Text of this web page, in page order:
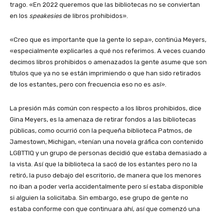
trago. «En 2022 queremos que las bibliotecas no se conviertan
en los speakesies de libros prohibidos».
«Creo que es importante que la gente lo sepa», continúa Meyers,
«especialmente explicarles a qué nos referimos. A veces cuando
decimos libros prohibidos o amenazados la gente asume que son
títulos que ya no se están imprimiendo o que han sido retirados
de los estantes, pero con frecuencia eso no es así».
La presión más común con respecto a los libros prohibidos, dice
Gina Meyers, es la amenaza de retirar fondos a las bibliotecas
públicas, como ocurrió con la pequeña biblioteca Patmos, de
Jamestown, Michigan, «tenían una novela gráfica con contenido
LGBTTIQ y un grupo de personas decidió que estaba demasiado a
la vista. Así que la biblioteca la sacó de los estantes pero no la
retiró, la puso debajo del escritorio, de manera que los menores
no iban a poder verla accidentalmente pero sí estaba disponible
si alguien la solicitaba. Sin embargo, ese grupo de gente no
estaba conforme con que continuara ahí, así que comenzó una